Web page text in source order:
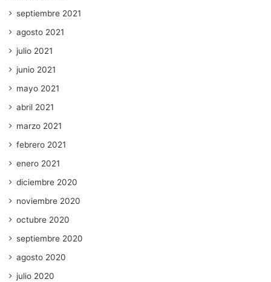
septiembre 2021
agosto 2021
julio 2021
junio 2021
mayo 2021
abril 2021
marzo 2021
febrero 2021
enero 2021
diciembre 2020
noviembre 2020
octubre 2020
septiembre 2020
agosto 2020
julio 2020